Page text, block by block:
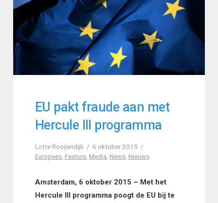
EU pakt fraude aan met
Hercule III programma
Lotte Rooijendijk
6 oktober 2015
Europees, Feature, Media News, Nieuws
Amsterdam, 6 oktober 2015 – Met het
Hercule III programma poogt de EU bij te